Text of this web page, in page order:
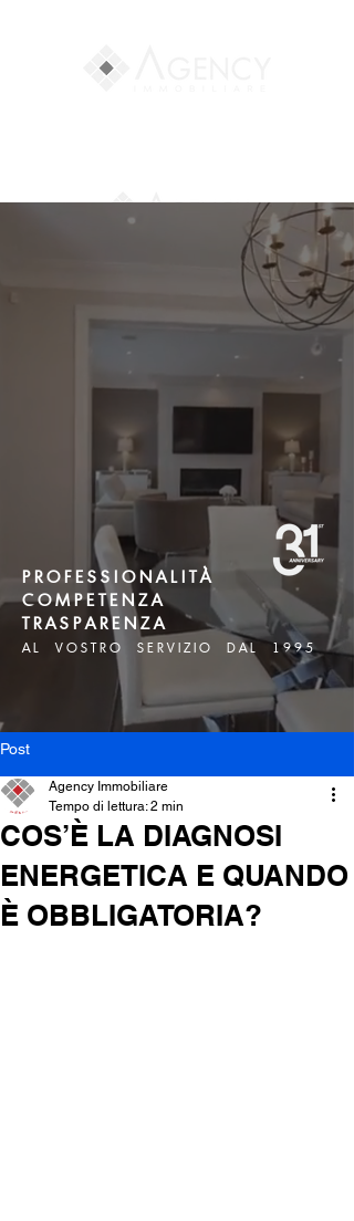
Post
COS’È LA DIAGNOSI
ENERGETICA E QUANDO
È OBBLIGATORIA?
Agency Immobiliare
Tempo di lettura: 2 min
P R O F E S S I O N A L I T À
C O M P E T E N Z A
T R A S P A R E N Z A
A L V O S T R O S E R V I Z I O D A L 1 9 9 5